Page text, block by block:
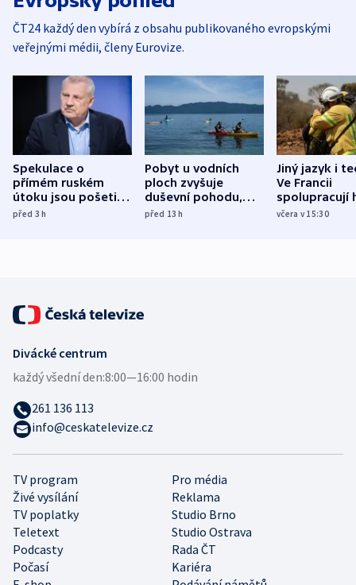
ČT24 každý den vybírá z obsahu publikovaného evropskými
veřejnými médii, členy Eurovize.
Spekulace o
přímém ruském
útoku jsou pošetilé,
míní estonský
před 3h
Pobyt u vodních
ploch zvyšuje
duševní pohodu,
ukázala
před 13h
Jiný jazyk i
Ve Francii
spolupracují
různých zemí
včera v 15:30
TV program
Pro média
Živé vysílání
Reklama
TV poplatky
Studio Brno
Teletext
Studio Ostrava
Podcasty
Rada ČT
Počasí
Kariéra
Divácké centrum
každý všední den:8:00—16:00 hodin
261 136 113
info@ceskatelevize.cz